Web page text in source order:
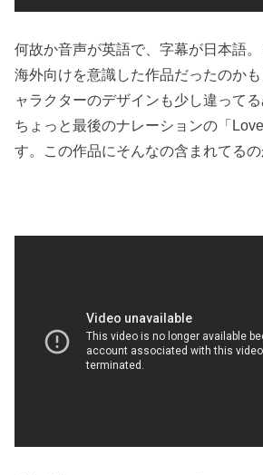
何故か音声が英語で、字幕が日本語
海外向けを意識した作品だったのか
ャラクターのデザインも少し違ってる
ちょっと最後のナレーションの「
す。この作品にそんなの含まれてるの